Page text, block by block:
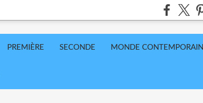
PREMIÈRE SECONDE MONDE CONTEMPORAIN